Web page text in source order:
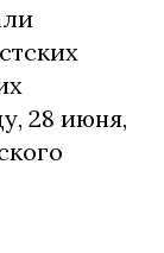
28 июня,